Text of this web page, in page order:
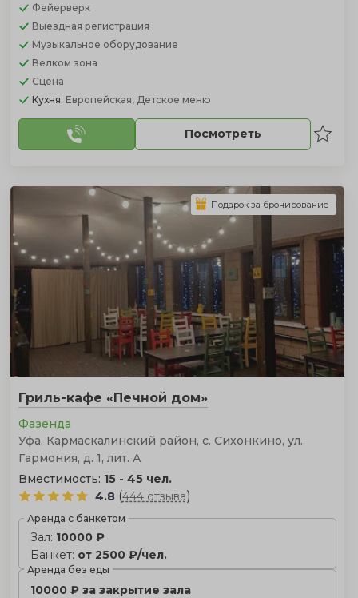
Фейерверк
Выездная регистрация
Музыкальное оборудование
Велком зона
Сцена
Кухня: Европейская, Детское меню
Посмотреть
Гриль-кафе «Печной дом»
Фазенда
Уфа, Кармаскалинский район, с. Сихонкино, ул.
Гармония, д. 1, лит. А
Вместимость: 15 - 45 чел.
4.8 (444 отзыва)
Аренда с банкетом
Зал: 10000 ₽
Банкет: от 2500 ₽/чел.
Аренда без еды
10000 ₽ за закрытие зала
Подарок за бронирование